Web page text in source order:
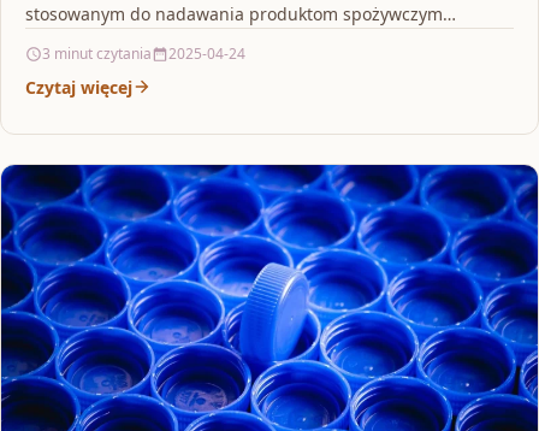
stosowanym do nadawania produktom spożywczym
świadomego…
3 minut czytania 2025-04-24
Czytaj więcej